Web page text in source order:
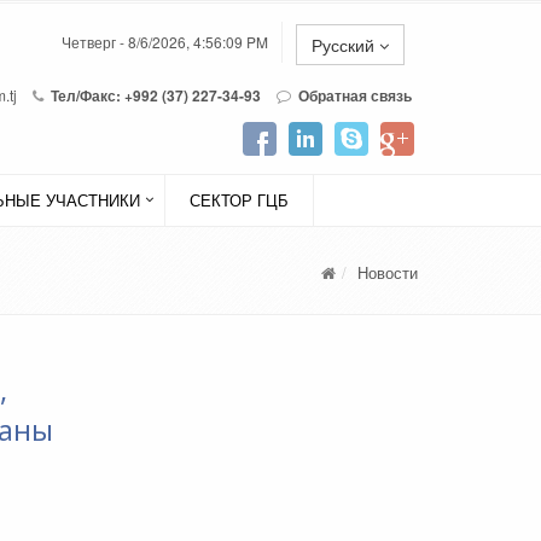
Четверг - 8/6/2026, 4:56:09 PM Русский
Тел/Факс: +992 (37) 227-34-93 Обратная связь
УЧАСТНИКИ СЕКТОР ГЦБ
Новости